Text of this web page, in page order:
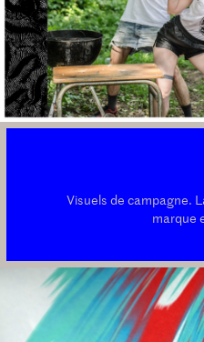
Visuels de campagne.
marque